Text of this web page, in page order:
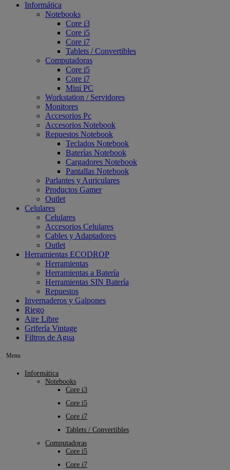
Informática
Notebooks
Core i3
Core i5
Core i7
Tablets / Convertibles
Computadoras
Core i5
Core i7
Mini PC
Workstation / Servidores
Monitores
Accesorios Pc
Accesorios Notebook
Repuestos Notebook
Teclados Notebook
Baterías Notebook
Cargadores Notebook
Pantallas Notebook
Parlantes y Auriculares
Productos Gamer
Outlet
Celulares
Celulares
Accesorios Celulares
Cables y Adaptadores
Outlet
Herramientas ECODROP
Herramientas
Herramientas a Batería
Herramientas SIN Batería
Repuestos
Invernaderos y Galpones
Riego
Aire Libre
Grifería Vintage
Filtros de Agua
Menu
Informática
Notebooks
Core i3
Core i5
Core i7
Tablets / Convertibles
Computadoras
Core i5
Core i7